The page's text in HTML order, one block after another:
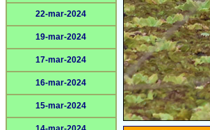
22-mar-2024
19-mar-2024
17-mar-2024
16-mar-2024
15-mar-2024